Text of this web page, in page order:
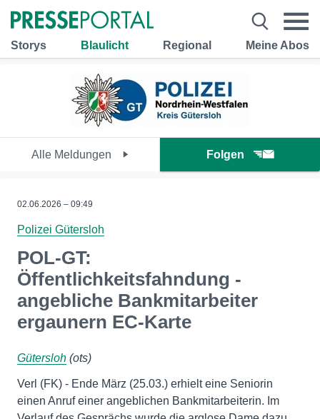
Storys Blaulicht Regional Meine Abos
Alle Meldungen Folgen
02.06.2026 – 09:49
Polizei Gütersloh
POL-GT:
Öffentlichkeitsfahndung -
angebliche Bankmitarbeiter
ergaunern EC-Karte
Gütersloh (ots)
Verl (FK) - Ende März (25.03.) erhielt eine Seniorin
einen Anruf einer angeblichen Bankmitarbeiterin. Im